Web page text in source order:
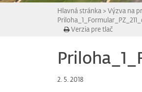
Hlavná stránka > Výzva na
Verzia pre tlač
2. 5. 2018